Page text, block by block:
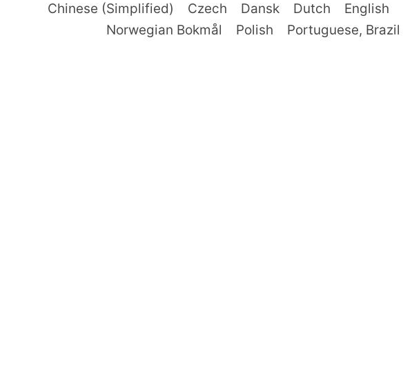
Chinese (Simplified) Czech Dansk Dutch English
Norwegian Bokmål
Polish Portuguese, Brazil